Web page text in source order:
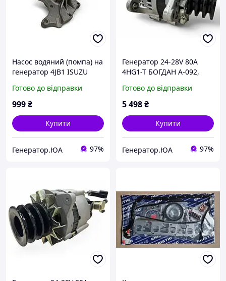
Насос водяний (помпа) на
генератор 4JB1 ISUZU
Готово до відправки
999₴
Купити
Генератор.ЮА 97%
Генератор 24-28V 80A
4HG1-T БОГДАН А-092,
NQR/NPR VDS
(8973515740VDS)
Готово до відправки
5 498₴
Купити
Генератор.ЮА 97%